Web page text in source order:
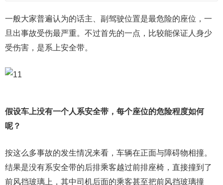
一般大家普遍认为的话主、副驾驶位置是最危险的座位，一
旦出事故受伤最严重。不过首先的一点，比较能保证人身少
受伤害，是系上安全带。
假设车上没有一个人系安全带，每个座位的危险程度如何
呢？
按这么多事故的发生情况来看，车辆在正面与障碍物相撞。
结果是没有系安全带的后排乘客越过前排座椅，直接撞到了
前风挡玻璃上，其中司机后面的乘客甚至把前风挡玻璃撞